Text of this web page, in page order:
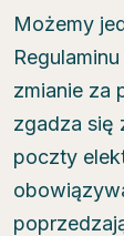
Możemy
zmianie za
zgadza się
poczty